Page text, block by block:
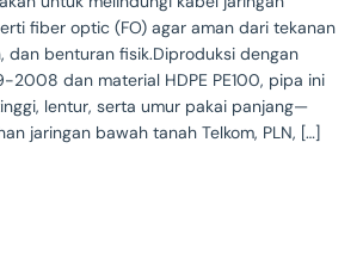
fiber optic (FO) agar aman dari tekanan
dan benturan fisik.Diproduksi dengan
2008 dan material HDPE PE100, pipa ini
lentur, serta umur pakai panjang—
jaringan bawah tanah Telkom, PLN, […]